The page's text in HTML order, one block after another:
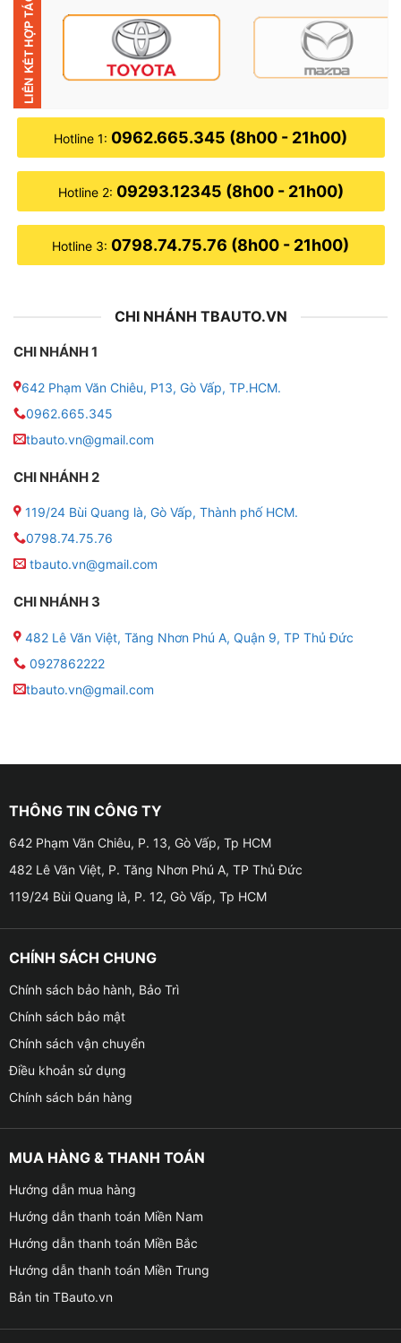
→ Cam hành trình có thể ghi lại toàn bộ hành trình,
cung cấp những bằng chứng rõ ràng, bảo vệ bạn khỏi
những tranh chấp không đáng có.
→ Được giám sát từ xa, an tâm mọi lúc . Công nghệ
hiện đại cho phép tài xế theo dõi chiếc Vinfast VF3
trực tiếp qua ứng dụng điện thoại. Dù đỗ xe ở bất cứ
đâu,người lái xe vẫn có thể kiểm tra tình trạng xe, đảm
VF3
• Hỗ trợ quá trình điều tra và xử lý mọi việc . Camera
hành trình được cung cấp một nguồn dữ liệu quan
trọng trong quá trình điều tra và xử lý vụ việc.
chứng cho các cơ quan chức năng.
• Điều này giúp cảnh sát và các cơ quan liên quan có
phương tiện khi tham gia và xác định hành vi vi phạm
luật giao thông.
Giá lắp camera hành trình cho xe VinFast
Hotline 1: 0962.665.345 (8h00 - 21h00)
Hotline 2: 09293.12345 (8h00 - 21h00)
Hotline 3: 0798.74.75.76 (8h00 - 21h00)
CHI NHÁNH TBAUTO.VN
CHI NHÁNH 1
642 Phạm Văn Chiêu, P13, Gò Vấp, TP.HCM.
0962.665.345
tbauto.vn@gmail.com
CHI NHÁNH 2
119/24 Bùi Quang là, Gò Vấp, Thành phố HCM.
0798.74.75.76
tbauto.vn@gmail.com
CHI NHÁNH 3
482 Lê Văn Việt, Tăng Nhơn Phú A, Quận 9, TP Thủ Đức
0927862222
tbauto.vn@gmail.com
THÔNG TIN CÔNG TY
642 Phạm Văn Chiêu, P. 13, Gò Vấp, Tp HCM
482 Lê Văn Việt, P. Tăng Nhơn Phú A, TP Thủ Đức
119/24 Bùi Quang là, P. 12, Gò Vấp, Tp HCM
CHÍNH SÁCH CHUNG
Chính sách bảo hành, Bảo Trì
Chính sách bảo mật
Chính sách vận chuyển
Điều khoản sử dụng
Chính sách bán hàng
MUA HÀNG & THANH TOÁN
Hướng dẫn mua hàng
Hướng dẫn thanh toán Miền Nam
Hướng dẫn thanh toán Miền Bắc
Hướng dẫn thanh toán Miền Trung
Bản tin TBauto.vn